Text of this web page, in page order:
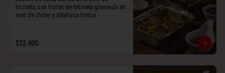
tocineta, con trozos de tocineta glaseada en
miel de chiles y albahaca fresca.
$32.400